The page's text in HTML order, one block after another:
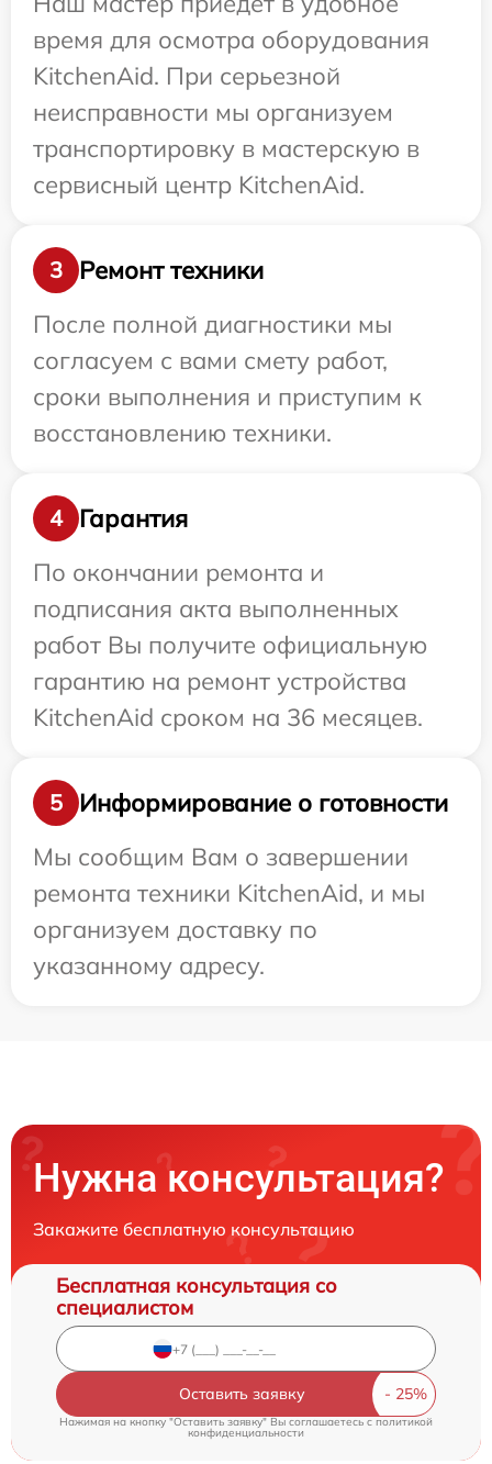
время для осмотра оборудования
KitchenAid. При серьезной
неисправности мы организуем
транспортировку в мастерскую в
сервисный центр KitchenAid.
3
Ремонт техники
После полной диагностики мы
согласуем с вами смету работ,
сроки выполнения и приступим к
восстановлению техники.
4
Гарантия
По окончании ремонта и
подписания акта выполненных
работ Вы получите официальную
гарантию на ремонт устройства
KitchenAid сроком на 36 месяцев.
5
Информирование о готовности
Мы сообщим Вам о завершении
ремонта техники KitchenAid, и мы
организуем доставку по
указанному адресу.
Нужна консультация?
Закажите бесплатную консультацию
Бесплатная консультация со
специалистом
Оставить заявку
Нажимая на кнопку "Оставить заявку" Вы соглашаетесь cполитикой
конфиденциальности